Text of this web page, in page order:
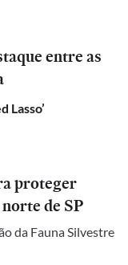
entre as
Lasso’
proteger
de SP
da Fauna Silvestre